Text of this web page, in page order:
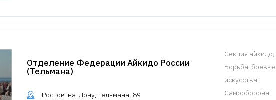
Отделение Федерации Айкидо России
(Тельмана)
Ростов-на-Дону, Тельмана, 89
Cекция айкидо;
Борьба; боевые
искусства;
Самооборона;